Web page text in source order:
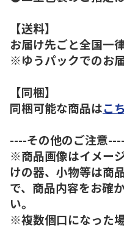
【送料】
お届け先ごと全国一
※ゆうパックでのお届
【同梱】
同梱可能な商品はこ
----その他のご注意----
※商品画像はイメー
けの器、小物等は商
で、商品内容をお確
い。
※複数個口になった